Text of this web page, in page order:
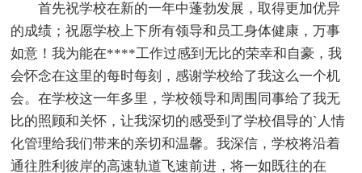
首先祝学校在新的一年中蓬勃发展，取得更加优异
的成绩；祝愿学校上下所有领导和员工身体健康，万事
如意！我为能在****工作过感到无比的荣幸和自豪，我
会怀念在这里的每时每刻，感谢学校给了我这么一个机
会。在学校这一年多里，学校领导和周围同事给了我无
比的照顾和关怀，让我深切的感受到了学校倡导的`人情
化管理给我们带来的亲切和温馨。我深信，学校将沿着
通往胜利彼岸的高速轨道飞速前进，将一如既往的在